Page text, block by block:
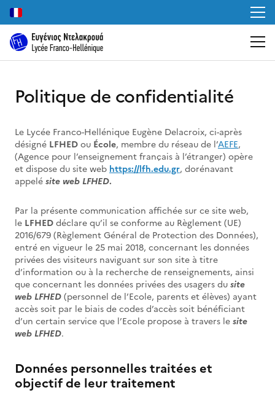
Politique de confidentialité
Le Lycée Franco-Hellénique Eugène Delacroix, ci-après
désigné LFHED ou École, membre du réseau de l’AEFE,
(Agence pour l’enseignement français à l’étranger) opère
et dispose du site web https://lfh.edu.gr, dorénavant
appelé site web LFHED.
Par la présente communication affichée sur ce site web,
le LFHED déclare qu’il se conforme au Règlement (UE)
2016/679 (Règlement Général de Protection des Données),
entré en vigueur le 25 mai 2018, concernant les données
privées des visiteurs naviguant sur son site à titre
d’information ou à la recherche de renseignements, ainsi
que concernant les données privées des usagers du site
web LFHED (personnel de l’Ecole, parents et élèves) ayant
accès soit par le biais de codes d’accès soit bénéficiant
d’un certain service que l’Ecole propose à travers le site
web LFHED.
Données personnelles traitées et
objectif de leur traitement